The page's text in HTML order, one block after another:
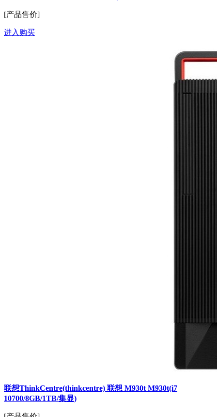
[产品售价]
进入购买
联想ThinkCentre(thinkcentre) 联想 M930t M930t(i7
10700/8GB/1TB/集显)